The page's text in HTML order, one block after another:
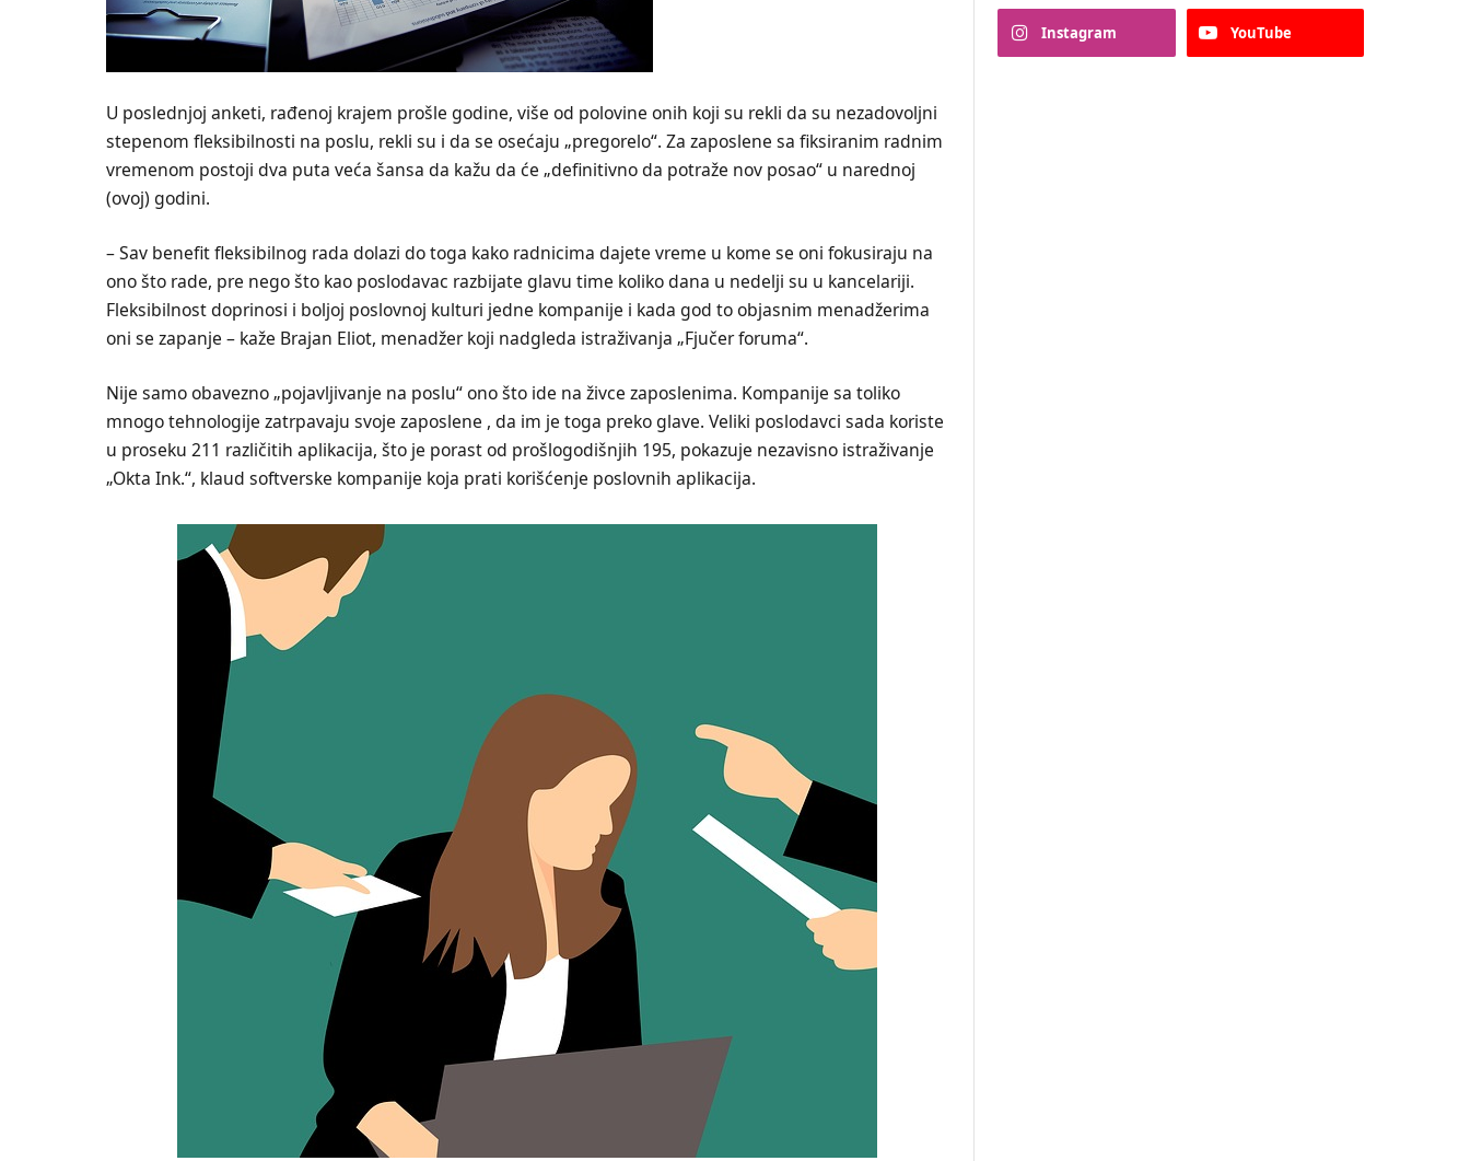
U poslednjoj anketi, rađenoj krajem prošle godine, više od polovine onih koji su rekli da su nezadovoljni
stepenom fleksibilnosti na poslu, rekli su i da se osećaju „pregorelo“. Za zaposlene sa fiksiranim radnim
vremenom postoji dva puta veća šansa da kažu da će „definitivno da potraže nov posao“ u narednoj
(ovoj) godini.
– Sav benefit fleksibilnog rada dolazi do toga kako radnicima dajete vreme u kome se oni fokusiraju na
ono što rade, pre nego što kao poslodavac razbijate glavu time koliko dana u nedelji su u kancelariji.
Fleksibilnost doprinosi i boljoj poslovnoj kulturi jedne kompanije i kada god to objasnim menadžerima
oni se zapanje – kaže Brajan Eliot, menadžer koji nadgleda istraživanja „Fjučer foruma“.
Nije samo obavezno „pojavljivanje na poslu“ ono što ide na živce zaposlenima. Kompanije sa toliko
mnogo tehnologije zatrpavaju svoje zaposlene , da im je toga preko glave. Veliki poslodavci sada koriste
u proseku 211 različitih aplikacija, što je porast od prošlogodišnjih 195, pokazuje nezavisno istraživanje
„Okta Ink.“, klaud softverske kompanije koja prati korišćenje poslovnih aplikacija.
Instagram YouTube